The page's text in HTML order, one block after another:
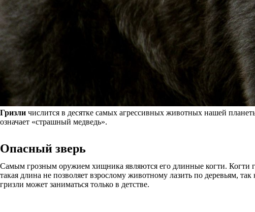
Гризли числится в десятке самых агрессивных животных нашей
означает «страшный медведь».
Опасный зверь
Самым грозным оружием хищника являются его длинные когти. Когти
такая длина не позволяет взрослому животному лазить по деревьям,
гризли может заниматься только в детстве.